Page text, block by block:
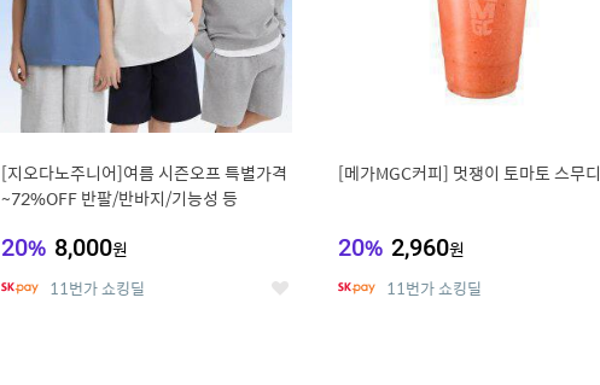
[지오다노주니어]여름 시즌오프 특별가격
~72%OFF 반팔/반바지/기능성 등
20% 8,000원
11번가 쇼킹딜 좋
[메가MGC커피] 멋쟁이 토마토 스무디
20% 2,960원
11번가 쇼킹딜